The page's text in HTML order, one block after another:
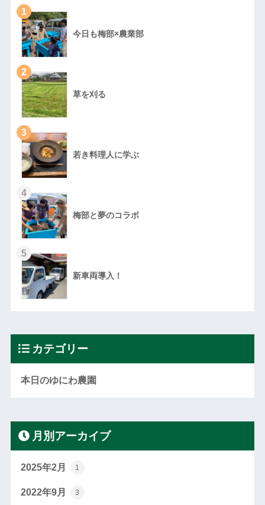
1
今日も梅部×農業部
2
草を刈る
3
若き料理人に学ぶ
4
梅部と夢のコラボ
5
新車両導入！
カテゴリー
本日のゆにわ農園
月別アーカイブ
2025年2月 1
2022年9月 3